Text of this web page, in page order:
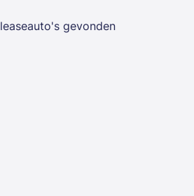
leaseauto's gevonden